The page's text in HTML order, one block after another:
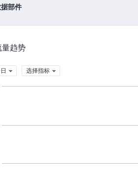
部件
量趋势
选择指标